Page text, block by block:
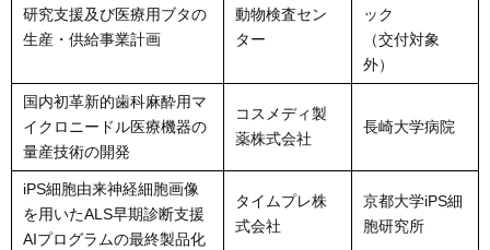
研究支援及び医療用ブタの
生産・供給事業計画
動物検査セン
ター
ック
（交付対象
外）
国内初革新的歯科麻酔用マ
イクロニードル医療機器の
量産技術の開発
コスメディ製
薬株式会社
長崎大学病院
iPS細胞由来神経細胞画像
を用いたALS早期診断支援
AIプログラムの最終製品化
タイムプレ株
式会社
京都大学iPS細
胞研究所